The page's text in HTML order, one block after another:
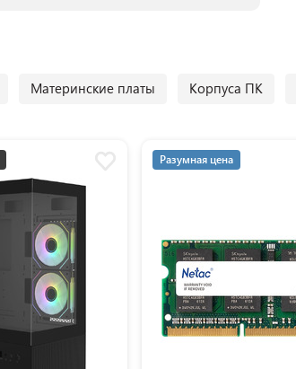
Материнские платы Корпуса ПК
Разумная цена